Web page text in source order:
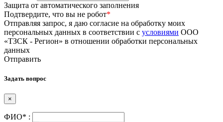
Защита от автоматического заполнения
Подтвердите, что вы не робот*
Отправляя запрос, я даю согласие на обработку моих
персональных данных в соответствии с условиями ООО
«ТЗСК - Регион» в отношении обработки персональных
данных
Отправить
Задать вопрос
×
ФИО* :